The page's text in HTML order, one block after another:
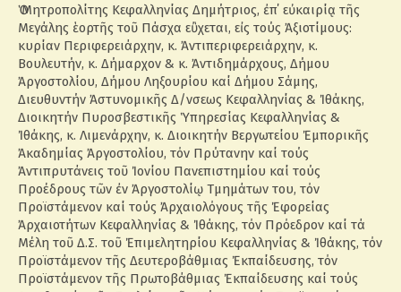
Ὁ Μητροπολίτης Κεφαλληνίας Δημήτριος, ἐπ΄ εὐκαιρίᾳ τῆς
Μεγάλης ἑορτῆς τοῦ Πάσχα εὒχεται, εἰς τούς Ἀξιοτίμους:
κυρίαν Περιφερειάρχην, κ. Ἀντιπεριφερειάρχην, κ.
Βουλευτήν, κ. Δήμαρχον & κ. Ἀντιδημάρχους, Δήμου
Ἀργοστολίου, Δήμου Ληξουρίου καί Δήμου Σάμης,
Διευθυντήν Ἀστυνομικῆς Δ/νσεως Κεφαλληνίας & Ἰθάκης,
Διοικητήν Πυροσβεστικῆς Ὑπηρεσίας Κεφαλληνίας &
Ἰθάκης, κ. Λιμενάρχην, κ. Διοικητήν Βεργωτείου Ἐμπορικῆς
Ἀκαδημίας Ἀργοστολίου, τόν Πρύτανην καί τούς
Ἀντιπρυτάνεις τοῦ Ἰονίου Πανεπιστημίου καί τούς
Προέδρους τῶν ἐν Ἀργοστολίῳ Τμημάτων του, τόν
Προϊστάμενον καί τούς Ἀρχαιολόγους τῆς Ἐφορείας
Ἀρχαιοτήτων Κεφαλληνίας & Ἰθάκης, τόν Πρόεδρον καί τά
Μέλη τοῦ Δ.Σ. τοῦ Ἐπιμελητηρίου Κεφαλληνίας & Ἰθάκης, τόν
Προϊστάμενον τῆς Δευτεροβάθμιας Ἐκπαίδευσης, τόν
Προϊστάμενον τῆς Πρωτοβάθμιας Ἐκπαίδευσης καί τούς